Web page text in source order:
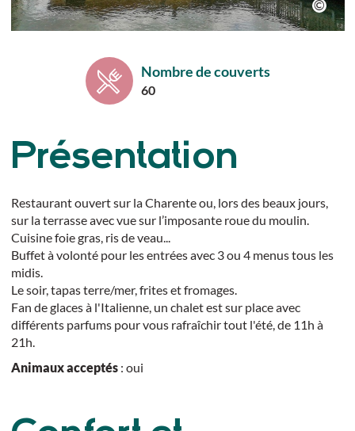
Nombre de couverts
60
Présentation
Restaurant ouvert sur la Charente ou, lors des beaux jours,
sur la terrasse avec vue sur l’imposante roue du moulin.
Cuisine foie gras, ris de veau...
Buffet à volonté pour les entrées avec 3 ou 4 menus tous les
midis.
Le soir, tapas terre/mer, frites et fromages.
Fan de glaces à l'Italienne, un chalet est sur place avec
différents parfums pour vous rafraîchir tout l'été, de 11h à
21h.
Animaux acceptés: oui